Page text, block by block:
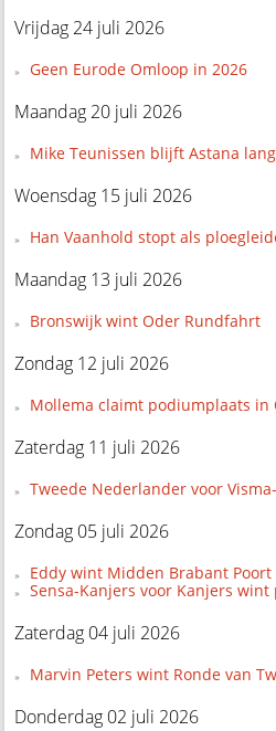
Vrijdag 24 juli 2026
Geen Eurode Omloop in 2026
Maandag 20 juli 2026
Mike Teunissen blijft Astana
Woensdag 15 juli 2026
Han Vaanhold stopt als
Maandag 13 juli 2026
Bronswijk wint Oder Rundfahrt
Zondag 12 juli 2026
Mollema claimt podiumplaats in
Zaterdag 11 juli 2026
Tweede Nederlander voor
Zondag 05 juli 2026
Eddy wint Midden Brabant Poort
Sensa-Kanjers voor Kanjers
Zaterdag 04 juli 2026
Marvin Peters wint Ronde van
Donderdag 02 juli 2026